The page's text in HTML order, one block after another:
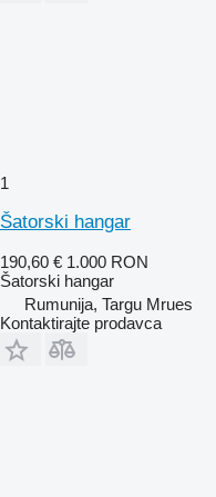
1
Šatorski hangar
190,60 € 1.000 RON
Šatorski hangar
Rumunija, Targu Mrues
Kontaktirajte prodavca